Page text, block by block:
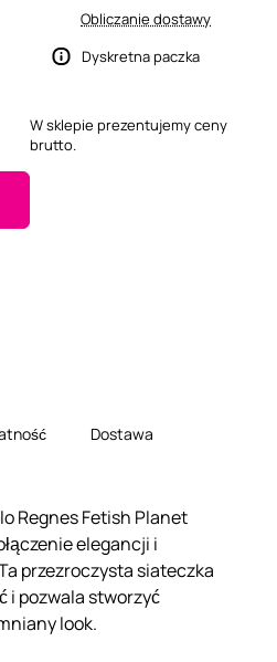
Obliczanie dostawy
Dyskretna paczka
W sklepie prezentujemy ceny
brutto.
Dostawa
Regnes Fetish Planet
elegancji i
przezroczysta siateczka
i pozwala stworzyć
look.